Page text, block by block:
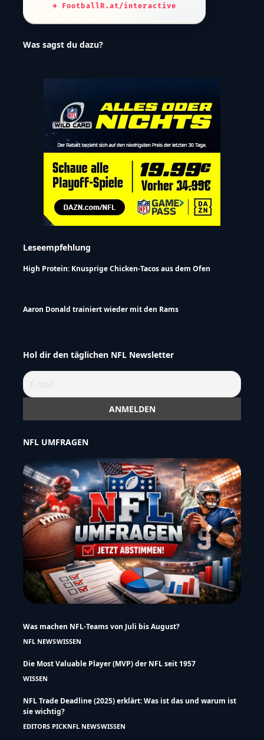
→ FootballR.at/interactive
Was sagst du dazu?
Leseempfehlung
High Protein: Knusprige Chicken-Tacos aus dem Ofen
Aaron Donald trainiert wieder mit den Rams
Hol dir den täglichen NFL Newsletter
NFL UMFRAGEN
Was machen NFL-Teams von Juli bis August?
NFL NEWSWISSEN
Die Most Valuable Player (MVP) der NFL seit 1957
WISSEN
NFL Trade Deadline (2025) erklärt: Was ist das und warum ist
sie wichtig?
EDITORS PICKNFL NEWSWISSEN